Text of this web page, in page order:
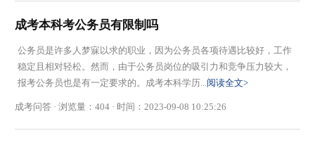
成考本科考公务员有限制吗
公务员是许多人梦寐以求的职业，因为公务员各项待遇比较好，工作
稳定且相对轻松。然而，由于公务员岗位的吸引力和竞争压力较大，
报考公务员也是有一定要求的。成考本科学历...阅读全文>
成考问答 · 浏览量：404 · 时间：2023-09-08 10:25:26